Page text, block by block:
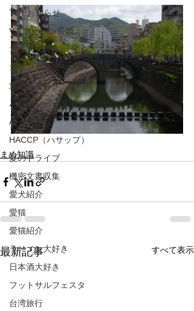
TOPお知らせ
Vファーレン長崎
ゴルフ大好き
ゴキブリ駆除
魚釣り大好き
パソコンデータ消去
AIインカム
HACCP（ハサップ）
夏のドライブ
機密文書収集
愛犬紹介
愛猫
愛猫紹介
ラーメン大好き
日本酒大好き
フットサルフェスタ
台湾旅行
まめ知識
最新記事 すべて表示